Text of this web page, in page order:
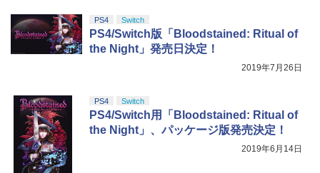
PS4 Switch
PS4/Switch版「Bloodstained: Ritual of
the Night」発売日決定！
2019年7月26日
PS4 Switch
PS4/Switch用「Bloodstained: Ritual of
the Night」、パッケージ版発売決定！
2019年6月14日